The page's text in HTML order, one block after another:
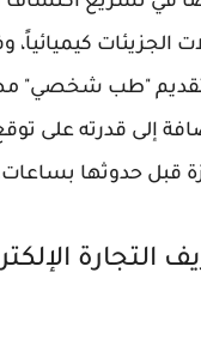
الجزيئات كيميائياً،
لتقديم "طب
إلى قدرته على
قبل حدوثها
التجارة